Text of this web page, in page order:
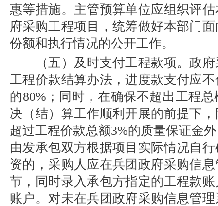
惠等措施。主管预算单位应组织评
府采购工程项目，统筹做好本部门
份额和执行情况的公开工作。
（五）及时支付工程款项。政
工程价款结算办法，进度款支付应
的80%；同时，在确保不超出工程
决（结）算工作顺利开展的前提下
超过工程价款总额3%的质量保证金
由发承包双方根据项目实际情况自
资的，采购人应在兵团政府采购信
节，同时录入承包方指定的工程款
账户。对未在兵团政府采购信息管